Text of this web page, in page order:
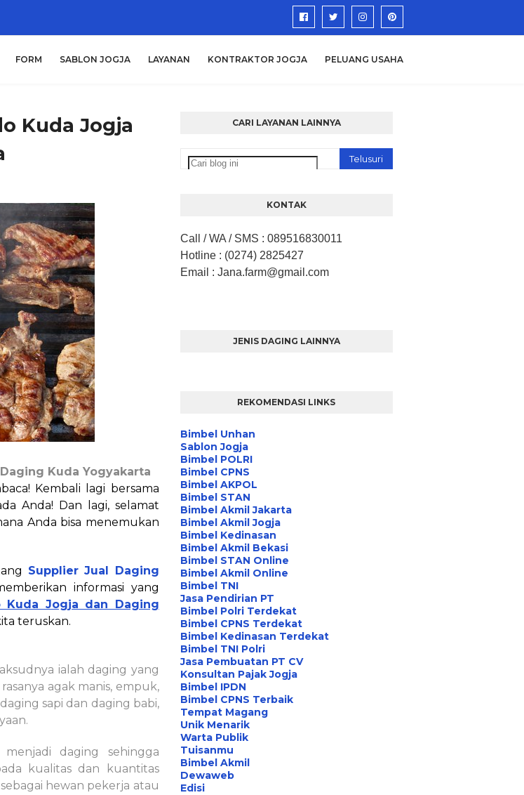
FORM SABLON JOGJA LAYANAN KONTRAKTOR JOGJA PELUANG USAHA
Kuda Jogja
Kuda Yogyakarta
Kembali lagi bersama
Anda! Dan lagi, selamat
Anda bisa menemukan
Supplier Jual Daging
informasi yang
Kuda Jogja dan Daging
teruskan.
ialah daging yang
agak manis, empuk,
sapi dan daging babi,
daging sehingga
kualitas dan kuantitas
hewan pekerja atau
CARI LAYANAN LAINNYA
KONTAK
Call / WA / SMS : 089516830011
Hotline : (0274) 2825427
Email : Jana.farm@gmail.com
JENIS DAGING LAINNYA
REKOMENDASI LINKS
Bimbel Unhan
Sablon Jogja
Bimbel POLRI
Bimbel CPNS
Bimbel AKPOL
Bimbel STAN
Bimbel Akmil Jakarta
Bimbel Akmil Jogja
Bimbel Kedinasan
Bimbel Akmil Bekasi
Bimbel STAN Online
Bimbel Akmil Online
Bimbel TNI
Jasa Pendirian PT
Bimbel Polri Terdekat
Bimbel CPNS Terdekat
Bimbel Kedinasan Terdekat
Bimbel TNI Polri
Jasa Pembuatan PT CV
Konsultan Pajak Jogja
Bimbel IPDN
Bimbel CPNS Terbaik
Tempat Magang
Unik Menarik
Warta Publik
Tuisanmu
Bimbel Akmil
Dewaweb
Edisi